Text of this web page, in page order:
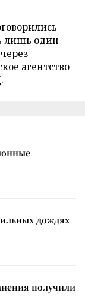
лишь один
агентство
дождях
получили